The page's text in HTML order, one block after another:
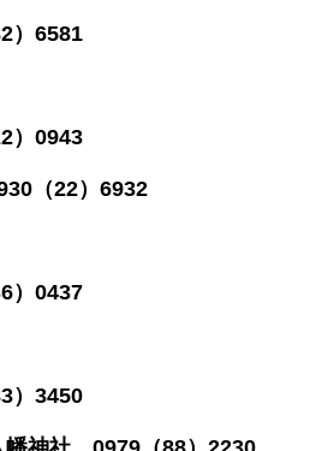
）6581
）0943
（22）6932
）0437
）3450